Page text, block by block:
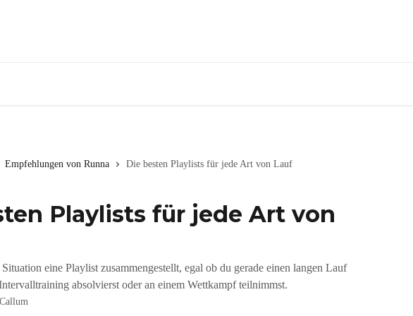
Empfehlungen von Runna Die besten Playlists für jede Art von Lauf
Playlists für jede Art von
eine Playlist zusammengestellt, egal ob du gerade einen langen Lauf
absolvierst oder an einem Wettkampf teilnimmst.
Callum